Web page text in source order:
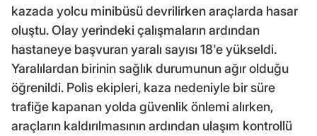
kazada yolcu minibüsü devrilirken araçlarda hasar
oluştu. Olay yerindeki çalışmaların ardından
hastaneye başvuran yaralı sayısı 18'e yükseldi.
Yaralılardan birinin sağlık durumunun ağır olduğu
öğrenildi. Polis ekipleri, kaza nedeniyle bir süre
trafiğe kapanan yolda güvenlik önlemi alırken,
araçların kaldırılmasının ardından ulaşım kontrollü